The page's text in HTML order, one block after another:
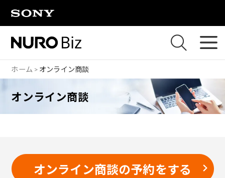
ホーム オンライン商談
オンライン商談
オンライン商談の予約をする